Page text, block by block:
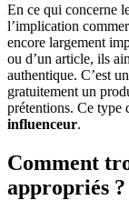
En ce qui concerne
l’implication
encore largement
ou d’un article, ils
authentique. C’est
gratuitement un
prétentions. Ce type
influenceur.
Comment
appropriés ?